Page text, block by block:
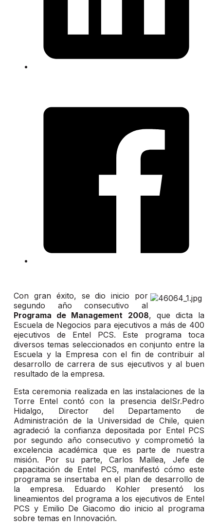
Con gran éxito, se dio inicio por
segundo año consecutivo al
Programa de Management 2008, que dicta la
Escuela de Negocios para ejecutivos a más de 400
ejecutivos de Entel PCS. Este programa toca
diversos temas seleccionados en conjunto entre la
Escuela y la Empresa con el fin de contribuir al
desarrollo de carrera de sus ejecutivos y al buen
resultado de la empresa.
Esta ceremonia realizada en las instalaciones de la
Torre Entel contó con la presencia delSr.Pedro
Hidalgo, Director del Departamento de
Administración de la Universidad de Chile, quien
agradeció la confianza depositada por Entel PCS
por segundo año consecutivo y comprometió la
excelencia académica que es parte de nuestra
misión. Por su parte, Carlos Mallea, Jefe de
capacitación de Entel PCS, manifestó cómo este
programa se insertaba en el plan de desarrollo de
la empresa. Eduardo Kohler presentó los
lineamientos del programa a los ejecutivos de Entel
PCS y Emilio De Giacomo dio inicio al programa
sobre temas en Innovación.